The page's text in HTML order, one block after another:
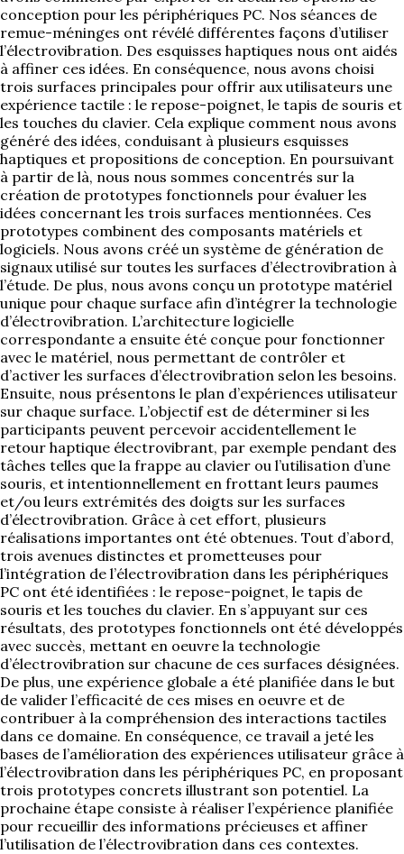
conception pour les périphériques PC. Nos séances de
remue-méninges ont révélé différentes façons d’utiliser
l’électrovibration. Des esquisses haptiques nous ont aidés
à affiner ces idées. En conséquence, nous avons choisi
trois surfaces principales pour offrir aux utilisateurs une
expérience tactile : le repose-poignet, le tapis de souris et
les touches du clavier. Cela explique comment nous avons
généré des idées, conduisant à plusieurs esquisses
haptiques et propositions de conception. En poursuivant
à partir de là, nous nous sommes concentrés sur la
création de prototypes fonctionnels pour évaluer les
idées concernant les trois surfaces mentionnées. Ces
prototypes combinent des composants matériels et
logiciels. Nous avons créé un système de génération de
signaux utilisé sur toutes les surfaces d’électrovibration à
l’étude. De plus, nous avons conçu un prototype matériel
unique pour chaque surface afin d’intégrer la technologie
d’électrovibration. L’architecture logicielle
correspondante a ensuite été conçue pour fonctionner
avec le matériel, nous permettant de contrôler et
d’activer les surfaces d’électrovibration selon les besoins.
Ensuite, nous présentons le plan d’expériences utilisateur
sur chaque surface. L’objectif est de déterminer si les
participants peuvent percevoir accidentellement le
retour haptique électrovibrant, par exemple pendant des
tâches telles que la frappe au clavier ou l’utilisation d’une
souris, et intentionnellement en frottant leurs paumes
et/ou leurs extrémités des doigts sur les surfaces
d’électrovibration. Grâce à cet effort, plusieurs
réalisations importantes ont été obtenues. Tout d’abord,
trois avenues distinctes et prometteuses pour
l’intégration de l’électrovibration dans les périphériques
PC ont été identifiées : le repose-poignet, le tapis de
souris et les touches du clavier. En s’appuyant sur ces
résultats, des prototypes fonctionnels ont été développés
avec succès, mettant en oeuvre la technologie
d’électrovibration sur chacune de ces surfaces désignées.
De plus, une expérience globale a été planifiée dans le but
de valider l’efficacité de ces mises en oeuvre et de
contribuer à la compréhension des interactions tactiles
dans ce domaine. En conséquence, ce travail a jeté les
bases de l’amélioration des expériences utilisateur grâce à
l’électrovibration dans les périphériques PC, en proposant
trois prototypes concrets illustrant son potentiel. La
prochaine étape consiste à réaliser l’expérience planifiée
pour recueillir des informations précieuses et affiner
l’utilisation de l’électrovibration dans ces contextes.